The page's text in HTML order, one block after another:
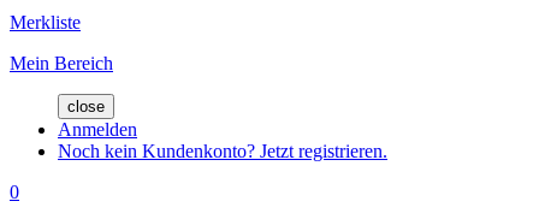
Merkliste
Mein Bereich
close
Anmelden
Noch kein Kundenkonto? Jetzt registrieren.
0